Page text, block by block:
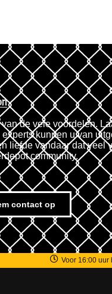
de vele voordelen.
kunnen u van
liefde vandaar dat veel
community.
contact op
Voor 16:00